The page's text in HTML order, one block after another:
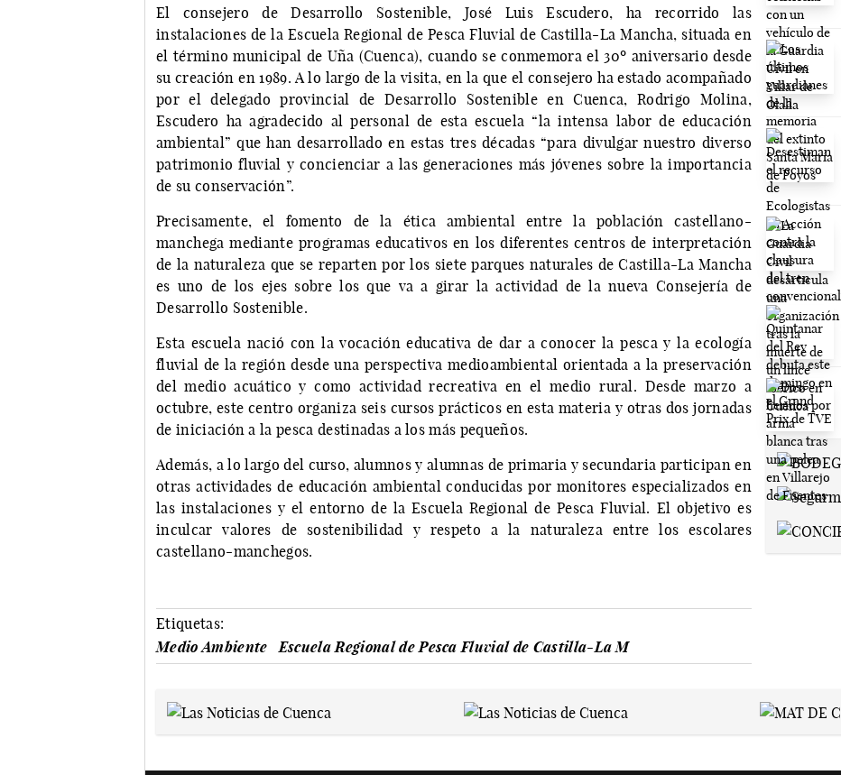
El consejero de Desarrollo Sostenible, José Luis Escudero, ha recorrido las
instalaciones de la Escuela Regional de Pesca Fluvial de Castilla-La Mancha, situada en
el término municipal de Uña (Cuenca), cuando se conmemora el 30º aniversario desde
su creación en 1989. A lo largo de la visita, en la que el consejero ha estado acompañado
por el delegado provincial de Desarrollo Sostenible en Cuenca, Rodrigo Molina,
Escudero ha agradecido al personal de esta escuela “la intensa labor de educación
ambiental” que han desarrollado en estas tres décadas “para divulgar nuestro diverso
patrimonio fluvial y concienciar a las generaciones más jóvenes sobre la importancia
de su conservación”.
Precisamente, el fomento de la ética ambiental entre la población castellano-
manchega mediante programas educativos en los diferentes centros de interpretación
de la naturaleza que se reparten por los siete parques naturales de Castilla-La Mancha
es uno de los ejes sobre los que va a girar la actividad de la nueva Consejería de
Desarrollo Sostenible.
Esta escuela nació con la vocación educativa de dar a conocer la pesca y la ecología
fluvial de la región desde una perspectiva medioambiental orientada a la preservación
del medio acuático y como actividad recreativa en el medio rural. Desde marzo a
octubre, este centro organiza seis cursos prácticos en esta materia y otras dos jornadas
de iniciación a la pesca destinadas a los más pequeños.
Además, a lo largo del curso, alumnos y alumnas de primaria y secundaria participan en
otras actividades de educación ambiental conducidas por monitores especializados en
las instalaciones y el entorno de la Escuela Regional de Pesca Fluvial. El objetivo es
inculcar valores de sostenibilidad y respeto a la naturaleza entre los escolares
castellano-manchegos.
Etiquetas:
Medio Ambiente
Escuela Regional de Pesca Fluvial de Castilla-La M